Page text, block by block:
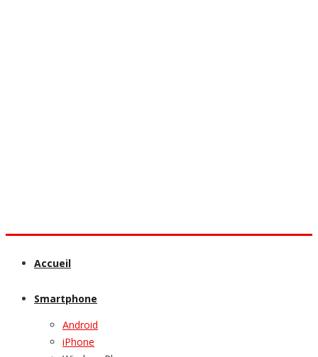
Accueil
Smartphone
Android
iPhone